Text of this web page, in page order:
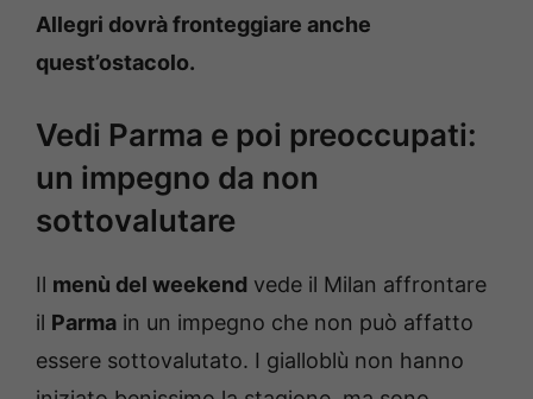
Allegri dovrà fronteggiare anche
quest’ostacolo.
Vedi Parma e poi preoccupati:
un impegno da non
sottovalutare
Il menù del weekend vede il Milan affrontare
il Parma in un impegno che non può affatto
essere sottovalutato. I gialloblù non hanno